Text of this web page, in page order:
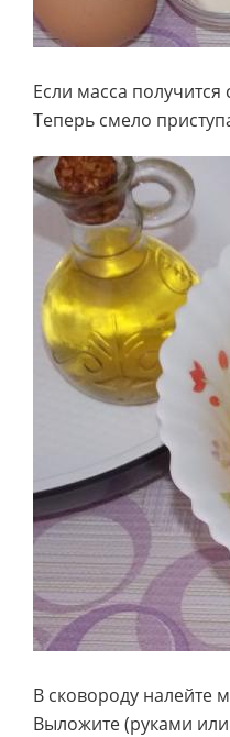
Если масса получится
Теперь смело
В сковороду налейте
Выложите (руками